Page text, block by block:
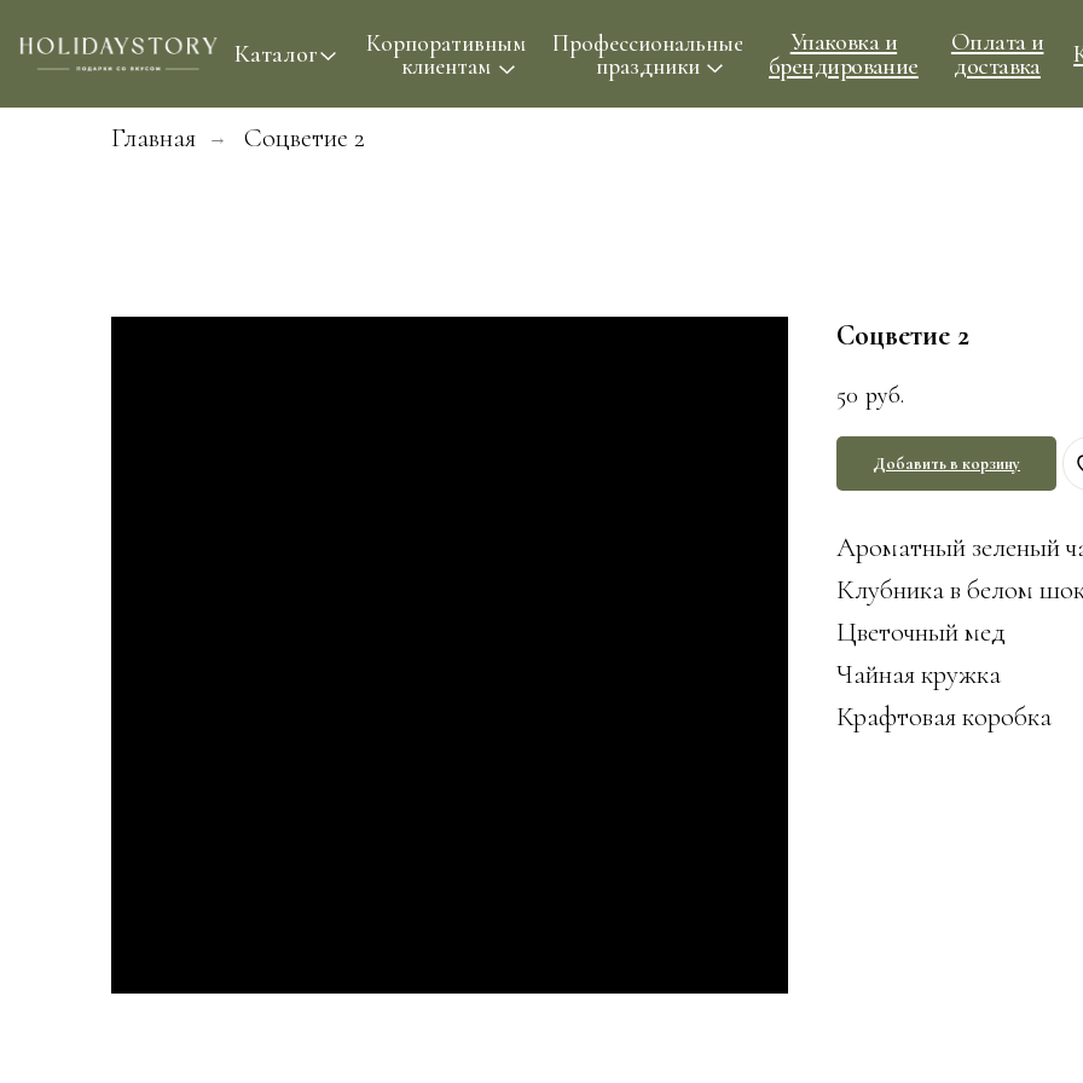
Контакты
Оплата и
доставка
Упаковка и
брендирование
Корпоративным
клиентам
Профессиональные
праздники
Каталог
Главная → Соцветие 2
Соцветие 2
50 руб.
Добавить в корзину
Ароматный зеленый
Клубника в белом
Цветочный мед
Чайная кружка
Крафтовая коробка